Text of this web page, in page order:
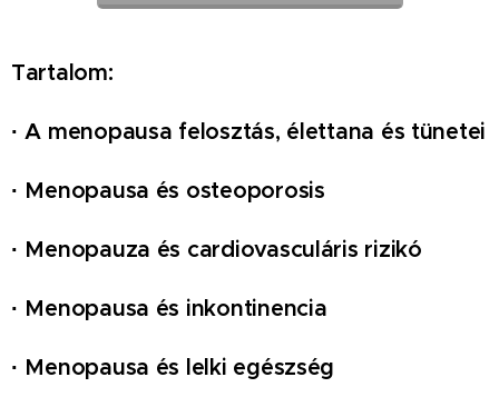
Tartalom:
·A menopausa felosztás, élettana és tünetei
· Menopausa és osteoporosis
· Menopauza és cardiovasculáris rizikó
· Menopausa és inkontinencia
· Menopausa és lelki egészség